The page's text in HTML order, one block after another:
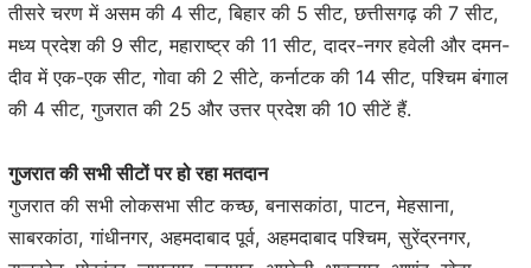
तीसरे चरण में असम की 4 सीट, बिहार की 5 सीट, छत्तीसगढ़ की 7 सीट,
मध्य प्रदेश की 9 सीट, महाराष्ट्र की 11 सीट, दादर-नगर हवेली और दमन-
दीव में एक-एक सीट, गोवा की 2 सीटे, कर्नाटक की 14 सीट, पश्चिम बंगाल
की 4 सीट, गुजरात की 25 और उत्तर प्रदेश की 10 सीटें हैं.
गुजरात की सभी सीटों पर हो रहा मतदान
गुजरात की सभी लोकसभा सीट कच्छ, बनासकांठा, पाटन, मेहसाना,
साबरकांठा, गांधीनगर, अहमदाबाद पूर्व, अहमदाबाद पश्चिम, सुरेंद्रनगर,